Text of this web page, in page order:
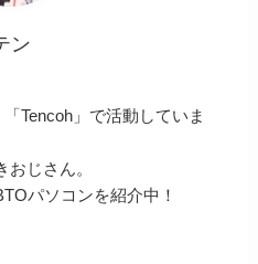
ン
Tencoh」で活動していま
じさん。
パソコンを紹介中！